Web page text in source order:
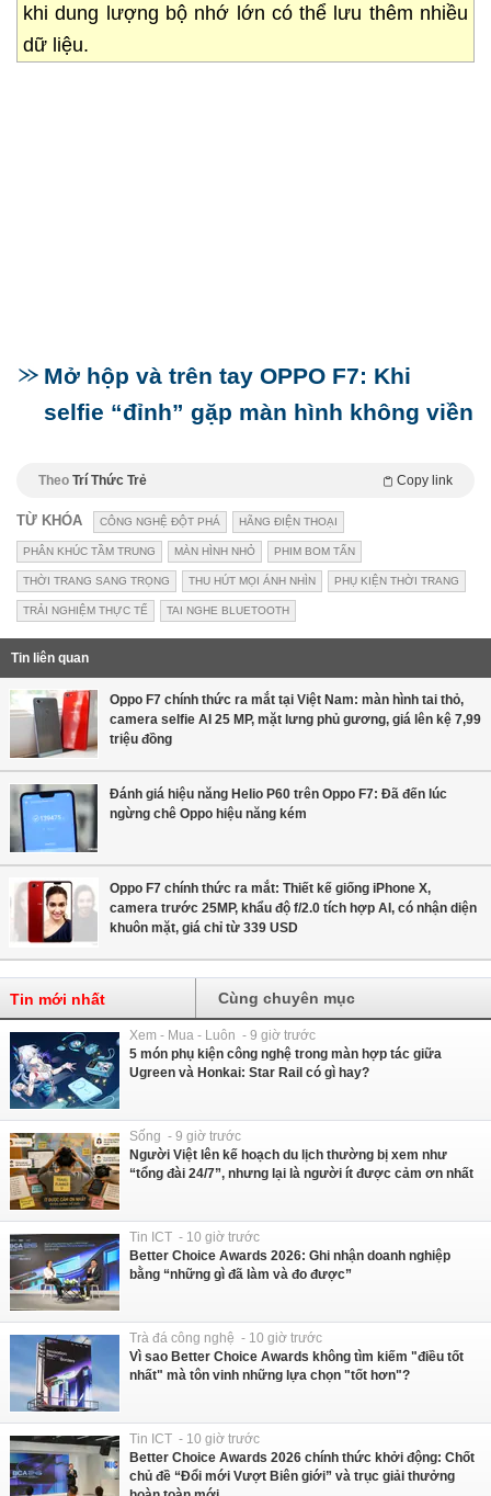
khi dung lượng bộ nhớ lớn có thể lưu thêm nhiều
dữ liệu.
Mở hộp và trên tay OPPO F7: Khi
selfie “đỉnh” gặp màn hình không viền
Theo Trí Thức Trẻ Copy link
TỪ KHÓA CÔNG NGHỆ ĐỘT PHÁ HÃNG ĐIỆN THOẠI
PHÂN KHÚC TẦM TRUNG MÀN HÌNH NHỎ PHIM BOM TẤN
THỜI TRANG SANG TRỌNG THU HÚT MỌI ÁNH NHÌN PHỤ KIỆN THỜI TRANG
TRẢI NGHIỆM THỰC TẾ TAI NGHE BLUETOOTH
Tin liên quan
Oppo F7 chính thức ra mắt tại Việt Nam: màn hình tai thỏ,
camera selfie AI 25 MP, mặt lưng phủ gương, giá lên kệ 7,99
triệu đồng
Đánh giá hiệu năng Helio P60 trên Oppo F7: Đã đến lúc
ngừng chê Oppo hiệu năng kém
Oppo F7 chính thức ra mắt: Thiết kế giống iPhone X,
camera trước 25MP, khẩu độ f/2.0 tích hợp AI, có nhận diện
khuôn mặt, giá chỉ từ 339 USD
Tin mới nhất Cùng chuyên mục
Xem - Mua - Luôn - 9 giờ trước
5 món phụ kiện công nghệ trong màn hợp tác giữa
Ugreen và Honkai: Star Rail có gì hay?
Sống - 9 giờ trước
Người Việt lên kế hoạch du lịch thường bị xem như
“tổng đài 24/7”, nhưng lại là người ít được cảm ơn nhất
Tin ICT - 10 giờ trước
Better Choice Awards 2026: Ghi nhận doanh nghiệp
bằng “những gì đã làm và đo được”
Trà đá công nghệ - 10 giờ trước
Vì sao Better Choice Awards không tìm kiếm "điều tốt
nhất" mà tôn vinh những lựa chọn "tốt hơn"?
Tin ICT - 10 giờ trước
Better Choice Awards 2026 chính thức khởi động: Chốt
chủ đề “Đổi mới Vượt Biên giới” và trục giải thưởng